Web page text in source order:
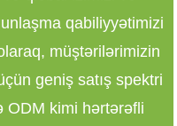
qabiliyyətimizi
müştərilərimizin
geniş satış spektri
ODM kimi hərtərəfli